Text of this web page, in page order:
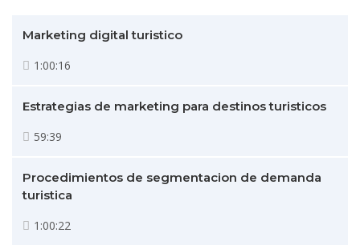
Marketing digital turistico
1:00:16
Estrategias de marketing para destinos turisticos
59:39
Procedimientos de segmentacion de demanda
turistica
1:00:22